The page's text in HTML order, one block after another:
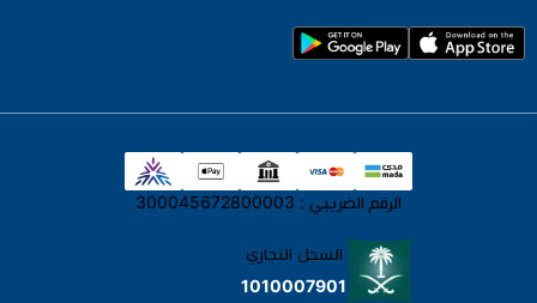
السجل التجاري
1010007901
الرقم الضريبي : 300045672800003